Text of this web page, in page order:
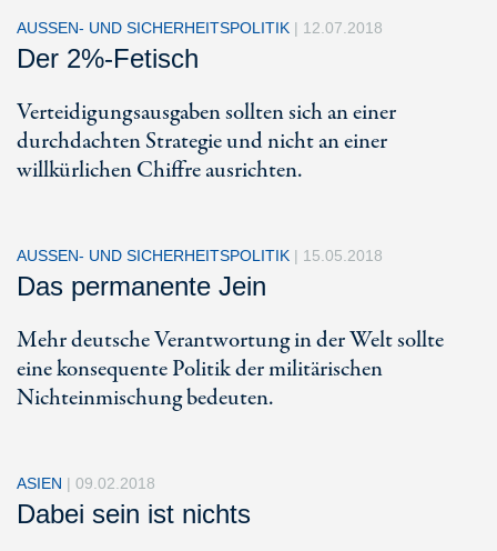
AUSSEN- UND SICHERHEITSPOLITIK | 12.07.2018
Der 2%-Fetisch
Verteidigungsausgaben sollten sich an einer
durchdachten Strategie und nicht an einer
willkürlichen Chiffre ausrichten.
AUSSEN- UND SICHERHEITSPOLITIK | 15.05.2018
Das permanente Jein
Mehr deutsche Verantwortung in der Welt sollte
eine konsequente Politik der militärischen
Nichteinmischung bedeuten.
ASIEN | 09.02.2018
Dabei sein ist nichts